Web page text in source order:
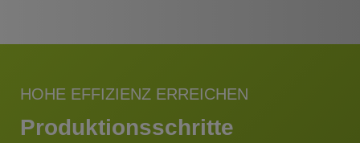
HOHE EFFIZIENZ ERREICHEN
Produktionsschritte